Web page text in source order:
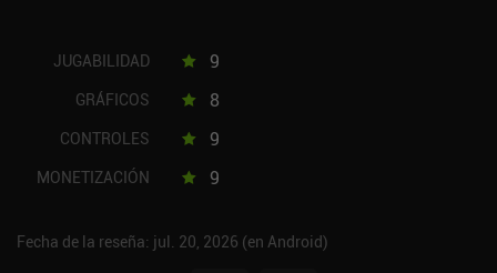
JUGABILIDAD 9
GRÁFICOS 8
CONTROLES 9
MONETIZACIÓN 9
Fecha de la reseña: jul. 20, 2026 (en Android)